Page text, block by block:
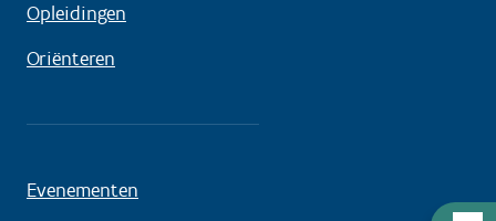
Opleidingen
Oriënteren
Evenementen